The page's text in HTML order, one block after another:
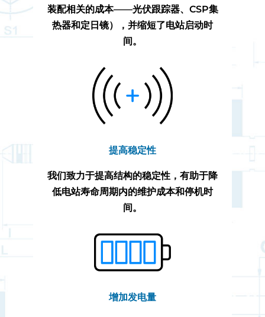
装配相关的成本——光伏跟踪器、CSP集
热器和定日镜），并缩短了电站启动时
间。
提高稳定性
我们致力于提高结构的稳定性，有助于降
低电站寿命周期内的维护成本和停机时
间。
增加发电量